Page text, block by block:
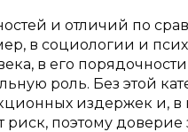
и отличий по
в социологии и
в его
роль. Без этой
издержек и, в
поэтому доверие